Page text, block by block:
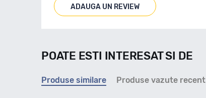
ADAUGA UN REVIEW
POATE ESTI INTERESAT SI DE
Produse similare Produse vazute recent